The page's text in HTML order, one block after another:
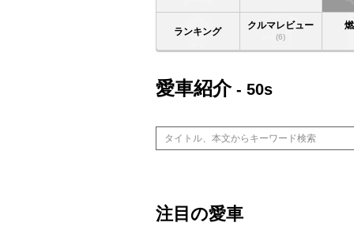
ランキング
クルマレビュー
(6)
愛車紹介- 50s
注目の愛車